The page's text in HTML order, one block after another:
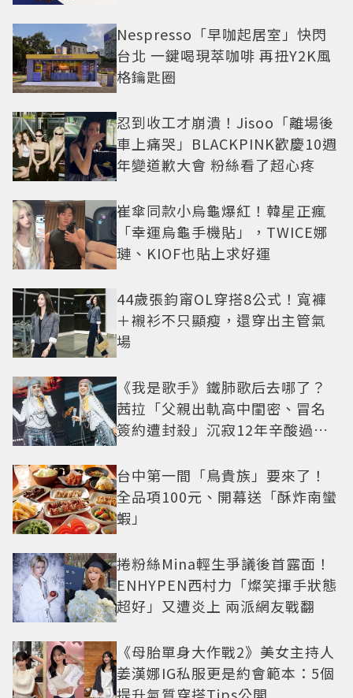
Nespresso「早咖起居室」快閃
台北 一鍵喝現萃咖啡 再扭Y2K風
格鑰匙圈
忍到收工才崩潰！Jisoo「離場後
車上痛哭」BLACKPINK歡慶10週
年變道歉大會 粉絲看了超心疼
崔傘同款小烏龜爆紅！韓星正瘋
「幸運烏龜手機貼」，TWICE娜
璉、KIOF也貼上求好運
44歲張鈞甯OL穿搭8公式！寬褲
＋襯衫不只顯瘦，還穿出主管氣
場
《我是歌手》鐵肺歌后去哪了？
茜拉「父親出軌高中閨密、冒名
簽約遭封殺」沉寂12年辛酸過往
台中第一間「鳥貴族」要來了！
全品項100元、開幕送「酥炸南蠻
蝦」
捲粉絲Mina輕生爭議後首露面！
ENHYPEN西村力「燦笑揮手狀態
超好」又遭炎上 兩派網友戰翻
《母胎單身大作戰2》美女主持人
姜漢娜IG私服更是約會範本：5個